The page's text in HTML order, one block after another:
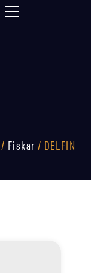
/ Fiskar / DELFIN